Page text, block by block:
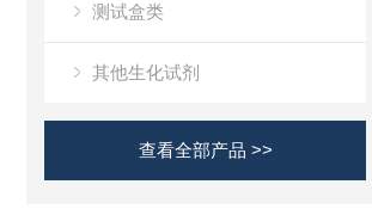
测试盒类
其他生化试剂
查看全部产品 >>